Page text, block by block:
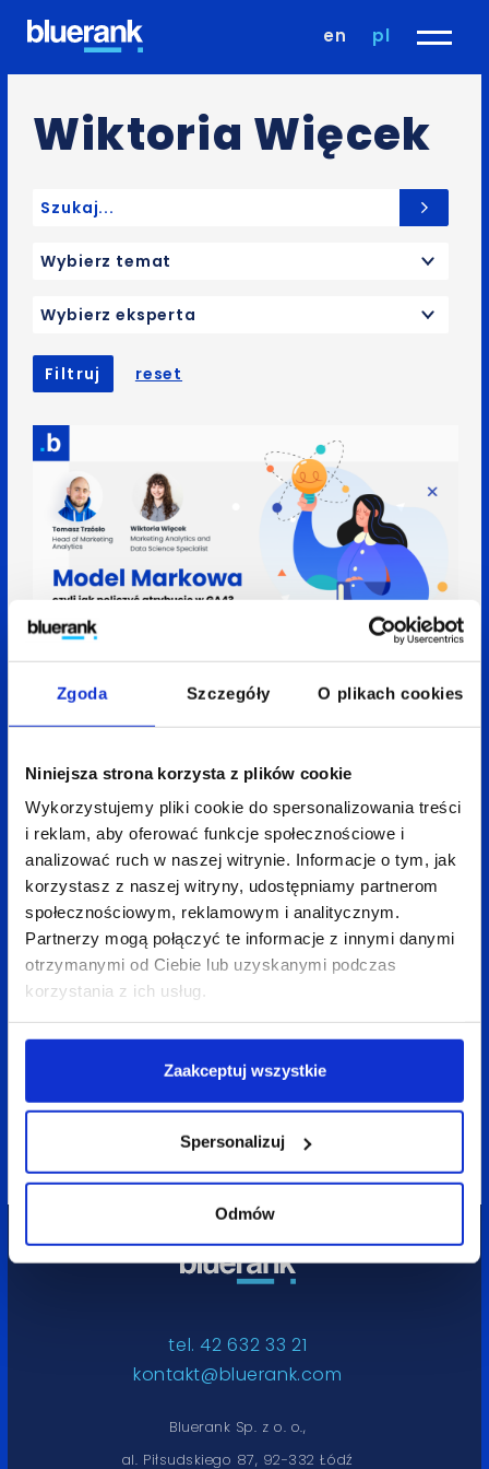
Zgoda Szczegóły O plikach cookies
Niniejsza strona korzysta z plików cookie
Wykorzystujemy pliki cookie do spersonalizowania treści
i reklam, aby oferować funkcje społecznościowe i
analizować ruch w naszej witrynie. Informacje o tym, jak
korzystasz z naszej witryny, udostępniamy partnerom
społecznościowym, reklamowym i analitycznym.
Partnerzy mogą połączyć te informacje z innymi danymi
otrzymanymi od Ciebie lub uzyskanymi podczas
korzystania z ich usług.
Zaakceptuj wszystkie
Spersonalizuj
Odmów
en pl
Wiktoria Więcek
Tomasz Trzósło
Jak zacząć korzystać z BigQuery?
Wybierz temat
Wybierz eksperta
Filtruj reset
tel. 42 632 33 21
kontakt@bluerank.com
Bluerank Sp. z o. o.,
al. Piłsudskiego 87, 92-332 Łódź